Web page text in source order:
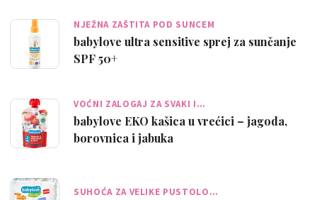
NJEŽNA ZAŠTITA POD SUNCEM
babylove ultra sensitive sprej za sunčanje
SPF 50+
VOĆNI ZALOGAJ ZA SVAKI I…
babylove EKO kašica u vrećici – jagoda,
borovnica i jabuka
SUHOĆA ZA VELIKE PUSTOLO…